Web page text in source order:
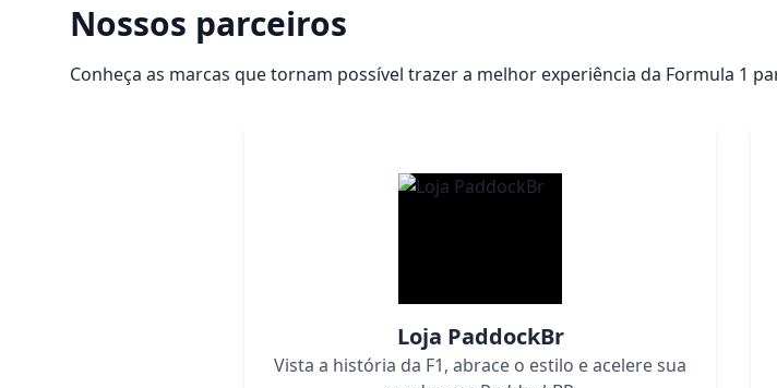
Nossos parceiros
Conheça as marcas que tornam possível trazer a melhor experiência da Formula 1
Loja PaddockBr
Vista a história da F1, abrace o estilo e acelere sua